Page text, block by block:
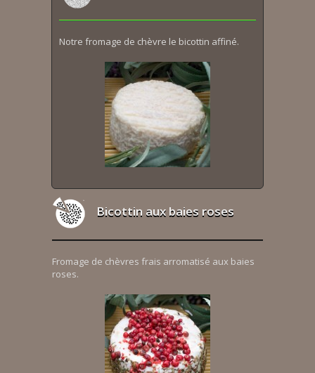
Notre fromage de chèvre le bicottin affiné.
Bicottin aux baies roses
Fromage de chèvres frais arromatisé aux baies
roses.